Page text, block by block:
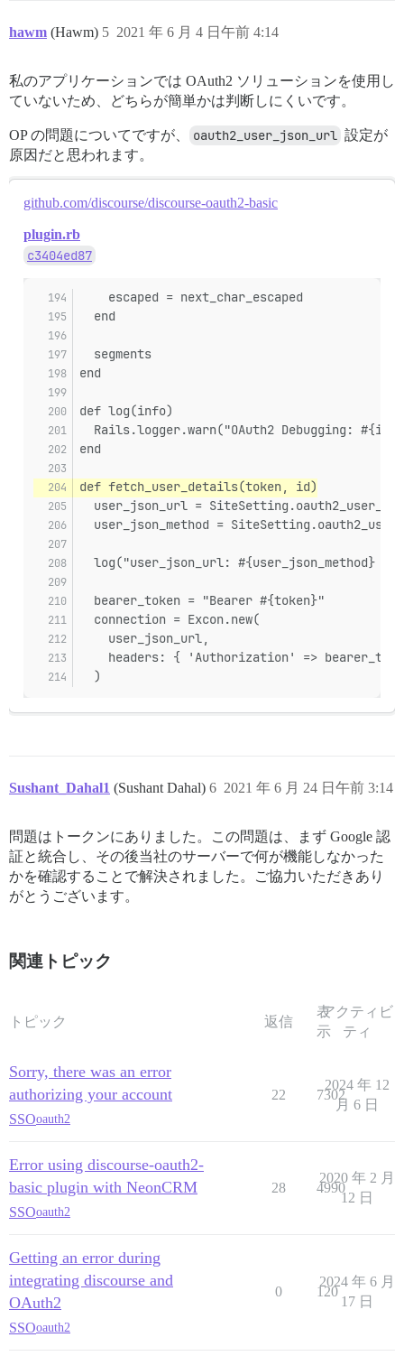
/var/www/discourse/lib/content_security_policy/
rack-2.2.3/lib/rack/session/abstract/id.rb:266:in
rack-2.2.3/lib/rack/session/abstract/id.rb:260:in
actionpack-6.1.3.2/lib/action_dispatch/middleware/
actionpack-6.1.3.2/lib/action_dispatch/middleware/
actionpack-6.1.3.2/lib/action_dispatch/middleware/
actionpack-6.1.3.2/lib/action_dispatch/middleware/
actionpack-6.1.3.2/lib/action_dispatch/middleware/
logster-2.9.6/lib/logster/middleware/
railties-6.1.3.2/lib/rails/rack/logger.rb:37:in
railties-6.1.3.2/lib/rails/rack/logger.rb:28:in
/var/www/discourse/config/initializers/100-
/var/www/discourse/config/initializers/100-
actionpack-6.1.3.2/lib/action_dispatch/middleware/
actionpack-6.1.3.2/lib/action_dispatch/middleware/
/var/www/discourse/lib/middleware/
rack-2.2.3/lib/rack/method_override.rb:24:in `call'
actionpack-6.1.3.2/lib/action_dispatch/middleware/
rack-2.2.3/lib/rack/sendfile.rb:110:in `call'
/var/www/discourse/lib/middleware/
railties-6.1.3.2/lib/rails/engine.rb:539:in `call'
railties-6.1.3.2/lib/rails/railtie.rb:207:in
rack-2.2.3/lib/rack/urlmap.rb:74:in `block in call'
rack-2.2.3/lib/rack/urlmap.rb:58:in `each'
rack-2.2.3/lib/rack/urlmap.rb:58:in `call'
unicorn-6.0.0/lib/unicorn/http_server.rb:634:in
unicorn-6.0.0/lib/unicorn/http_server.rb:732:in
unicorn-6.0.0/lib/unicorn/http_server.rb:143:in
unicorn-6.0.0/bin/unicorn:128:in `<top (required)>'
hawm (Hawm) 2021 年 6 月 4 日午前 4:14
5
私のアプリケーションでは OAuth2 ソリューションを使用し
ていないため、どちらが簡単かは判断しにくいです。
OP の問題についてですが、 oauth2_user_json_url 設定が
原因だと思われます。
github.com/discourse/discourse-oauth2-basic
plugin.rb
c3404ed87
    escaped = next_char_escaped
  end
  segments
end
def log(info)
Rails.logger.warn("OAuth2 Debugging:
end
def fetch_user_details(token, id)
user_json_url =
user_json_method =
log("user_json_url: #{user_json_method}
  bearer_token = "Bearer #{token}"
  connection = Excon.new(
    user_json_url,
headers: { 'Authorization' =>
  )
Sushant_Dahal1 (Sushant Dahal) 2021 年 6 月 24 日午前 3:14
6
問題はトークンにありました。この問題は、まず Google 認
証と統合し、その後当社のサーバーで何が機能しなかった
かを確認することで解決されました。ご協力いただきあり
がとうございます。
関連トピック
トピック 返信
表
示
アクティビ
ティ
Sorry, there was an error
authorizing your account
SSOoauth2
22 7302
2024 年 12
月 6 日
Error using discourse-oauth2-
basic plugin with NeonCRM
SSOoauth2
28 4990
2020 年 2 月
12 日
Getting an error during
integrating discourse and
OAuth2
SSOoauth2
0 120
2024 年 6 月
17 日